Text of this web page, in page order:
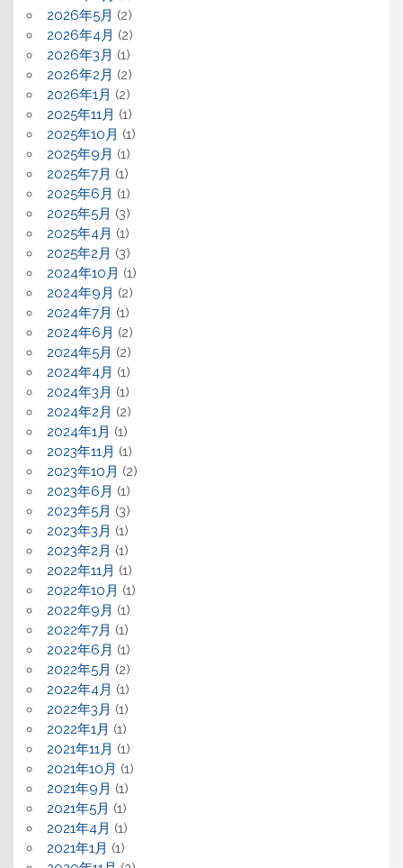
2026年5月 (2)
2026年4月 (2)
2026年3月 (1)
2026年2月 (2)
2026年1月 (2)
2025年11月 (1)
2025年10月 (1)
2025年9月 (1)
2025年7月 (1)
2025年6月 (1)
2025年5月 (3)
2025年4月 (1)
2025年2月 (3)
2024年10月 (1)
2024年9月 (2)
2024年7月 (1)
2024年6月 (2)
2024年5月 (2)
2024年4月 (1)
2024年3月 (1)
2024年2月 (2)
2024年1月 (1)
2023年11月 (1)
2023年10月 (2)
2023年6月 (1)
2023年5月 (3)
2023年3月 (1)
2023年2月 (1)
2022年11月 (1)
2022年10月 (1)
2022年9月 (1)
2022年7月 (1)
2022年6月 (1)
2022年5月 (2)
2022年4月 (1)
2022年3月 (1)
2022年1月 (1)
2021年11月 (1)
2021年10月 (1)
2021年9月 (1)
2021年5月 (1)
2021年4月 (1)
2021年1月 (1)